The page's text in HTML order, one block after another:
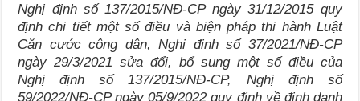
Nghị định số 137/2015/NĐ-CP ngày 31/12/2015 quy
định chi tiết một số điều và biện pháp thi hành Luật
Căn cước công dân, Nghi định số 37/2021/NĐ-CP
ngày 29/3/2021 sửa đổi, bổ sung một số điều của
Nghị định số 137/2015/NĐ-CP, Nghị định số
59/2022/NĐ-CP ngày 05/9/2022 quy định về định danh